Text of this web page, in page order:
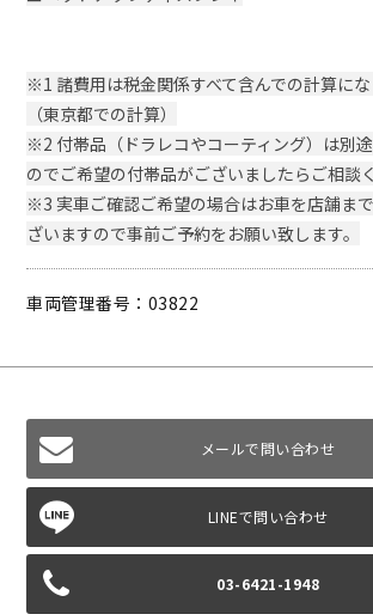
※1 諸費用は税金関係すべて含んでの計算にな
（東京都での計算）
※2 付帯品（ドラレコやコーティング）は別
のでご希望の付帯品がございましたらご相談
※3 実車ご確認ご希望の場合はお車を店舗ま
ざいますので事前ご予約をお願い致します。
車両管理番号：03822
メールで問い合わせ
03-6421-1948